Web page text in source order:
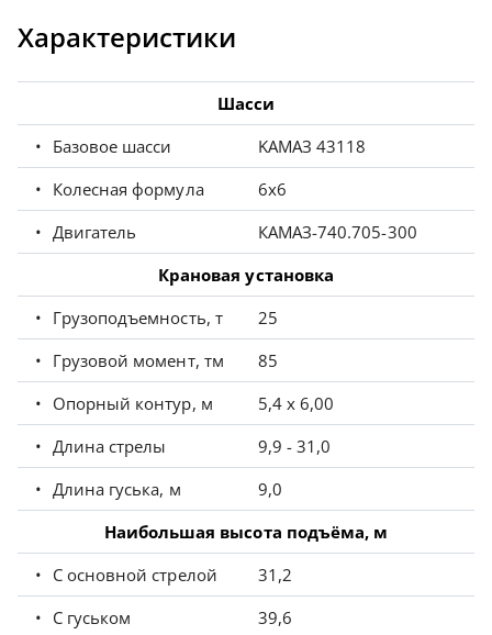
Характеристики
Шасси
Базовое шасси
KAMAЗ 43118
Колесная формула
6x6
Двигатель
КАМАЗ-740.705-300
Крановая установка
Грузоподъемность, т
25
Грузовой момент, тм
85
Опорный контур, м
5,4 х 6,00
Длина стрелы
9,9 - 31,0
Длина гуська, м
9,0
Наибольшая высота подъёма, м
С основной стрелой
31,2
С гуськом
39,6